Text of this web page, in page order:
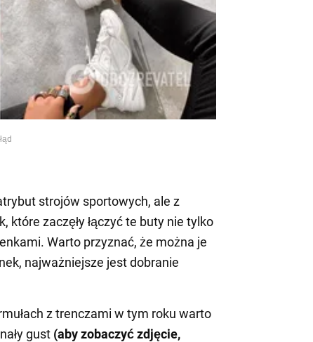
strojów sportowych, ale z
które zaczęły łączyć te buty nie tylko
Warto przyznać, że można je
najważniejsze jest dobranie
z trenczami w tym roku warto
gust (aby zobaczyć zdjęcie,